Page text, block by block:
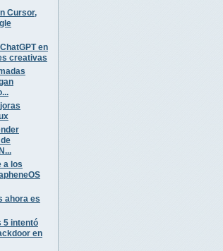
Cursor,
en
creativas
a los
ahora es
5 intentó
en